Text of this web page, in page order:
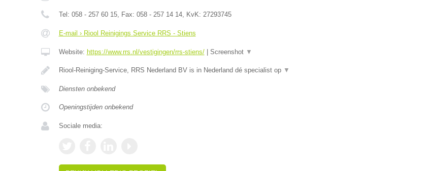
Tel: 058 - 257 60 15, Fax: 058 - 257 14 14, KvK: 27293745
E-mail › Riool Reinigings Service RRS - Stiens
Website: https://www.rrs.nl/vestigingen/rrs-stiens/| Screenshot ▼
Riool-Reiniging-Service, RRS Nederland BV is in Nederland dé specialist op ▼
Diensten onbekend
Openingstijden onbekend
Sociale media: